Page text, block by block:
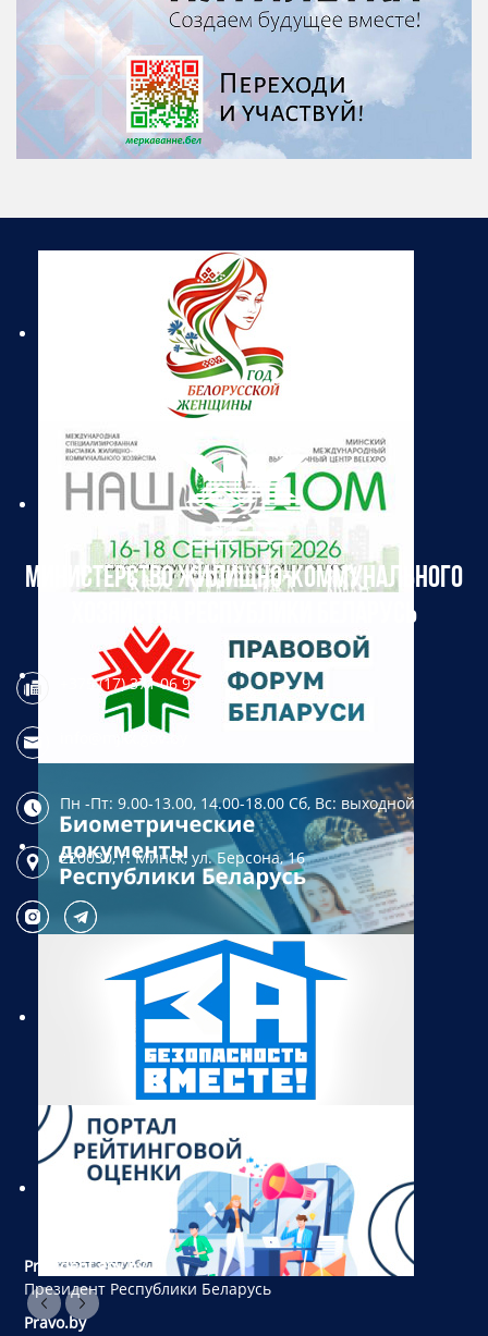
МИНИСТЕРСТВО ЖИЛИЩНО-КОММУНАЛЬНОГО
ХОЗЯЙСТВА РЕСПУБЛИКИ БЕЛАРУСЬ
+375 (17) 371 06 97
info@mjkx.gov.by
Пн -Пт: 9.00-13.00, 14.00-18.00 Сб, Вс: выходной
220030, г. Минск, ул. Берсона, 16
President.gov.by
Президент Республики Беларусь
Pravo.by